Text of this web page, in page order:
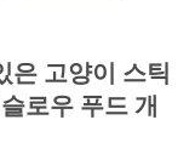
은 고양이 스틱
로우 푸드 개